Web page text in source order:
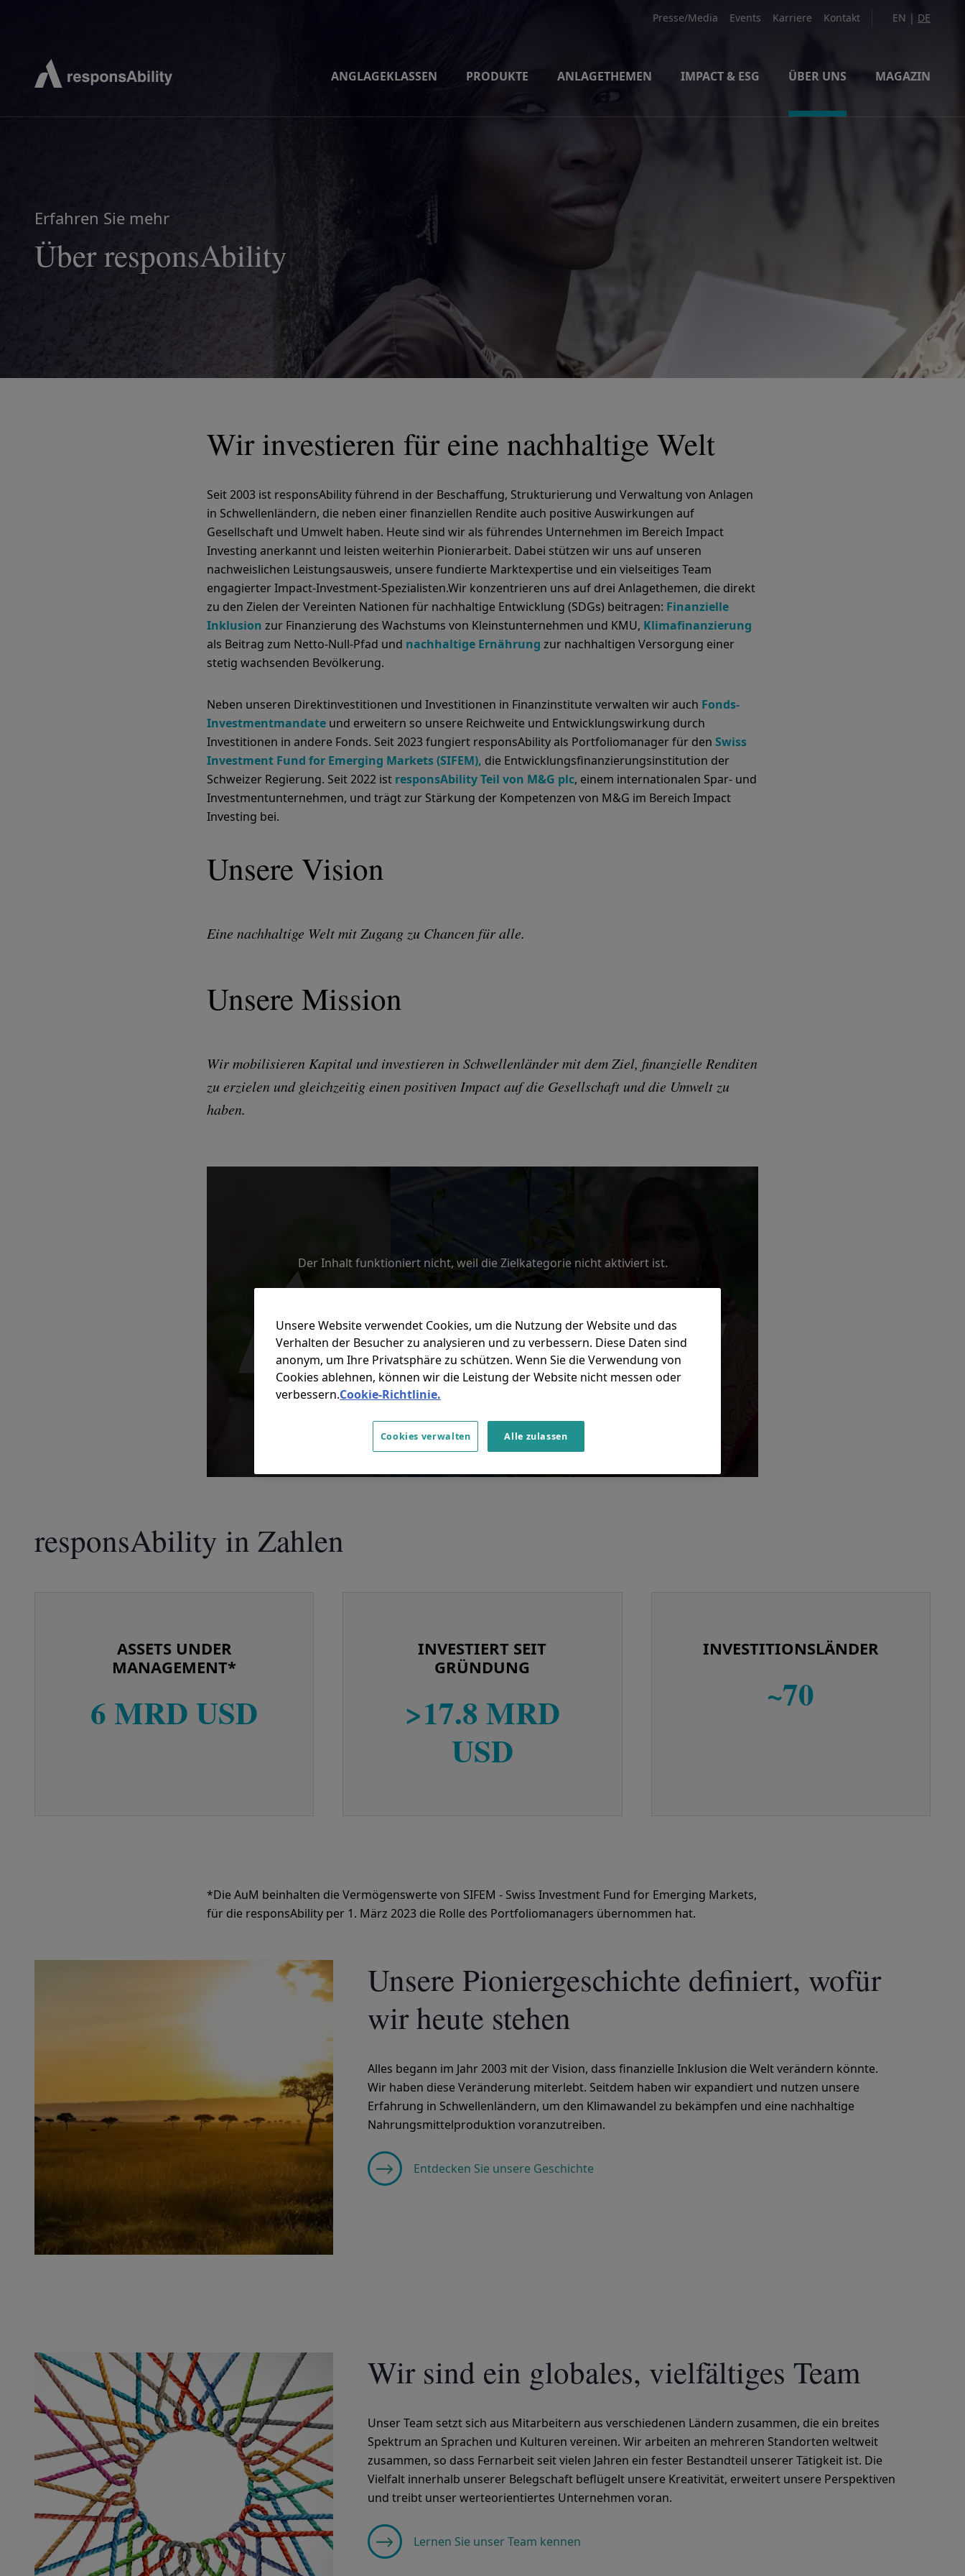
Presse/Media Events Karriere Kontakt EN | DE
ANGLAGEKLASSEN PRODUKTE ANLAGETHEMEN IMPACT & ESG ÜBER UNS MAGAZIN
Erfahren Sie mehr
Über responsAbility
Wir investieren für eine nachhaltige Welt
Seit 2003 ist responsAbility führend in der Beschaffung, Strukturierung und Verwaltung von Anlagen
in Schwellenländern, die neben einer finanziellen Rendite auch positive Auswirkungen auf
Gesellschaft und Umwelt haben. Heute sind wir als führendes Unternehmen im Bereich Impact
Investing anerkannt und leisten weiterhin Pionierarbeit. Dabei stützen wir uns auf unseren
nachweislichen Leistungsausweis, unsere fundierte Marktexpertise und ein vielseitiges Team
engagierter Impact-Investment-Spezialisten.Wir konzentrieren uns auf drei Anlagethemen, die direkt
zu den Zielen der Vereinten Nationen für nachhaltige Entwicklung (SDGs) beitragen: Finanzielle
Inklusion zur Finanzierung des Wachstums von Kleinstunternehmen und KMU, Klimafinanzierung
als Beitrag zum Netto-Null-Pfad und nachhaltige Ernährung zur nachhaltigen Versorgung einer
stetig wachsenden Bevölkerung.
Neben unseren Direktinvestitionen und Investitionen in Finanzinstitute verwalten wir auch Fonds-
Investmentmandate und erweitern so unsere Reichweite und Entwicklungswirkung durch
Investitionen in andere Fonds. Seit 2023 fungiert responsAbility als Portfoliomanager für den Swiss
Investment Fund for Emerging Markets (SIFEM), die Entwicklungsfinanzierungsinstitution der
Schweizer Regierung. Seit 2022 ist responsAbility Teil von M&G plc, einem internationalen Spar- und
Investmentunternehmen, und trägt zur Stärkung der Kompetenzen von M&G im Bereich Impact
Investing bei.
Unsere Vision
Eine nachhaltige Welt mit Zugang zu Chancen für alle.
Unsere Mission
Wir mobilisieren Kapital und investieren in Schwellenländer mit dem Ziel, finanzielle Renditen
zu erzielen und gleichzeitig einen positiven Impact auf die Gesellschaft und die Umwelt zu
haben.
Der Inhalt funktioniert nicht, weil die Zielkategorie nicht aktiviert ist.
Aktivieren Sie Targeting-Cookies
responsAbility in Zahlen
ASSETS UNDER
MANAGEMENT*
6 MRD USD
INVESTIERT SEIT
GRÜNDUNG
>17.8 MRD
USD
INVESTITIONSLÄNDER
~70
*Die AuM beinhalten die Vermögenswerte von SIFEM - Swiss Investment Fund for Emerging Markets,
Unsere Pioniergeschichte definiert, wofür
wir heute stehen
Alles begann im Jahr 2003 mit der Vision, dass finanzielle Inklusion die Welt verändern könnte.
Wir haben diese Veränderung miterlebt. Seitdem haben wir expandiert und nutzen unsere
Erfahrung in Schwellenländern, um den Klimawandel zu bekämpfen und eine nachhaltige
Nahrungsmittelproduktion voranzutreiben.
Entdecken Sie unsere Geschichte
Wir sind ein globales, vielfältiges Team
Unser Team setzt sich aus Mitarbeitern aus verschiedenen Ländern zusammen, die ein breites
Spektrum an Sprachen und Kulturen vereinen. Wir arbeiten an mehreren Standorten weltweit
zusammen, so dass Fernarbeit seit vielen Jahren ein fester Bestandteil unserer Tätigkeit ist. Die
Vielfalt innerhalb unserer Belegschaft beflügelt unsere Kreativität, erweitert unsere Perspektiven
und treibt unser werteorientiertes Unternehmen voran.
Lernen Sie unser Team kennen
Unsere Website verwendet Cookies, um die Nutzung der Website und das
Verhalten der Besucher zu analysieren und zu verbessern. Diese Daten sind
anonym, um Ihre Privatsphäre zu schützen. Wenn Sie die Verwendung von
Cookies ablehnen, können wir die Leistung der Website nicht messen oder
verbessern.Cookie-Richtlinie.
Alle zulassen
Cookies verwalten